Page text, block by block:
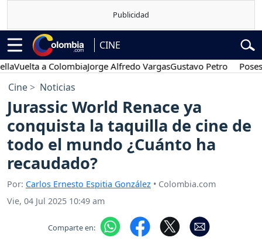
CINE
a ColombiaJorge Alfredo VargasGustavo Petro Posesión
Cine Noticias
Jurassic World Renace ya
conquista la taquilla de cine de
todo el mundo ¿Cuánto ha
recaudado?
Por: Carlos Ernesto Espitia González • Colombia.com
Vie, 04 Jul 2025 10:49 am
Comparte en: